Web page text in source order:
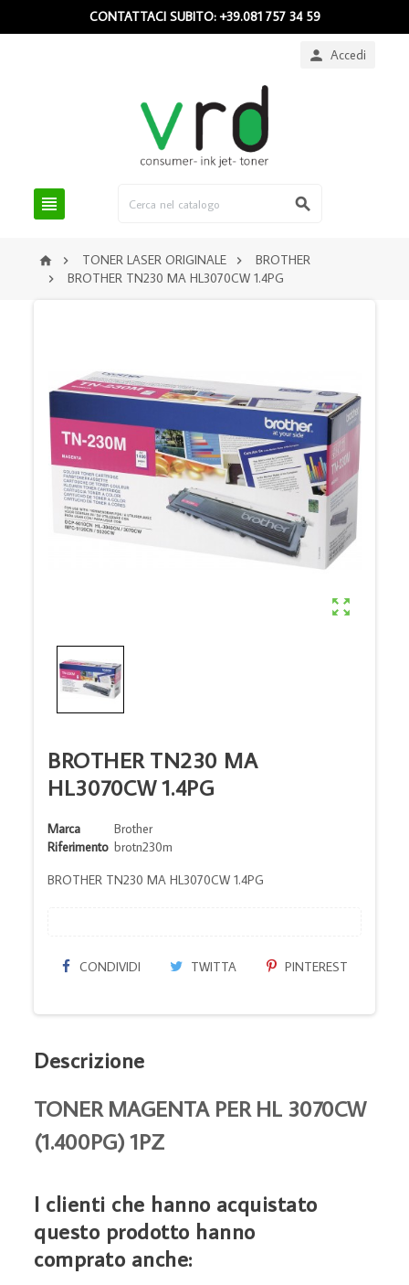
CONTATTACI SUBITO: +39.081 757 34 59
 Accedi
 
  TONER LASER ORIGINALE  BROTHER
 BROTHER TN230 MA HL3070CW 1.4PG

BROTHER TN230 MA
HL3070CW 1.4PG
Marca
Brother
Riferimento brotn230m
BROTHER TN230 MA HL3070CW 1.4PG
CONDIVIDI TWITTA PINTEREST
Descrizione
TONER MAGENTA PER HL 3070CW
(1.400PG) 1PZ
I clienti che hanno acquistato
questo prodotto hanno
comprato anche: